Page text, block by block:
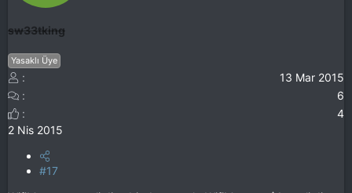
sw33tking
Yasaklı Üye
13 Mar 2015
6
4
2 Nis 2015
#17